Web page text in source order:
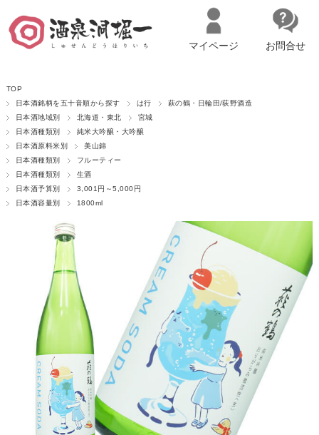
マイページへログイン カートをみる
マイページ お問合せ
TOP
日本酒銘柄を五十音順から探す
は行
萩の鶴・日輪田/荻野酒造
日本酒地域別
北海道・東北
宮城
日本酒種類別
純米大吟醸・大吟醸
日本酒原料米別
美山錦
日本酒種類別
フルーティー
日本酒種類別
生酒
日本酒予算別
3,001円～5,000円
日本酒容量別
1800ml